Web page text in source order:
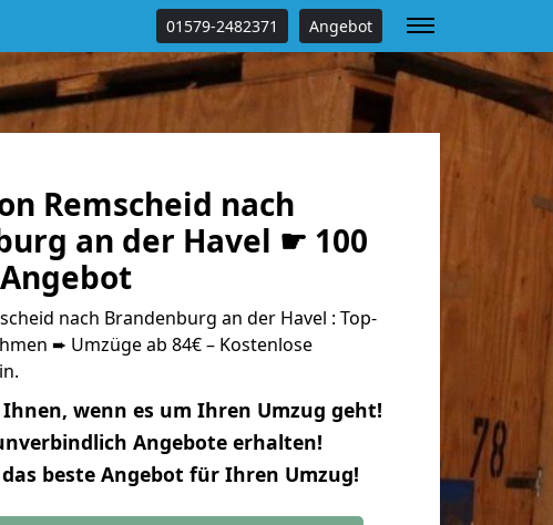
01579-2482371 Angebot
Remscheid nach
an der Havel ☛ 100
nach Brandenburg an der Havel : Top-
➨ Umzüge ab 84€ – Kostenlose
wenn es um Ihren Umzug geht!
Angebote erhalten!
das beste Angebot für Ihren Umzug!